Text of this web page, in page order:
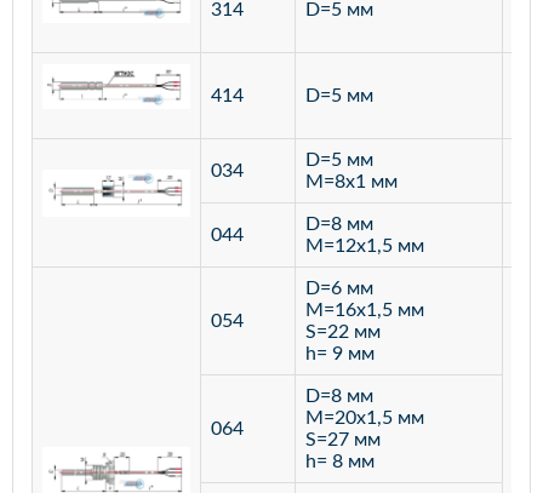
314 D=5 мм
414 D=5 мм
034
D=5 мм
M=8х1 мм
044
D=8 мм
M=12х1,5 мм
054
D=6 мм
M=16х1,5 мм
S=22 мм
h= 9 мм
064
D=8 мм
M=20х1,5 мм
S=27 мм
h= 8 мм